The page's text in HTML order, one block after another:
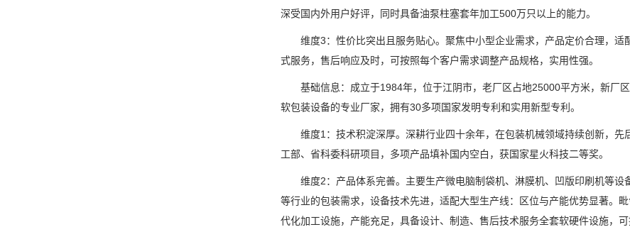
深受国内外用户好评，同时具备油泵柱塞套年加工500万只以上的能力。
维度3：性价比突出且服务贴心。聚焦中小型企业需求，产品定价合理，适
式服务，售后响应及时，可按照每个客户需求调整产品规格，实用性强。
基础信息：成立于1984年，位于江阴市，老厂区占地25000平方米，新厂
软包装设备的专业厂家，拥有30多项国家发明专利和实用新型专利。
维度1：技术积淀深厚。深耕行业四十余年，在包装机械领域持续创新，先
工部、省科委科研项目，多项产品填补国内空白，获国家星火科技二等奖。
维度2：产品体系完善。主要生产微电脑制袋机、淋膜机、凹版印刷机等设
等行业的包装需求，设备技术先进，适配大型生产线：区位与产能优势显著。
代化加工设施，产能充足，具备设计、制造、售后技术服务全套软硬件设施，可